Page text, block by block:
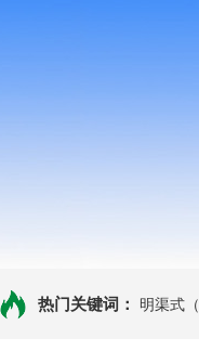
热门关键词： 明渠式